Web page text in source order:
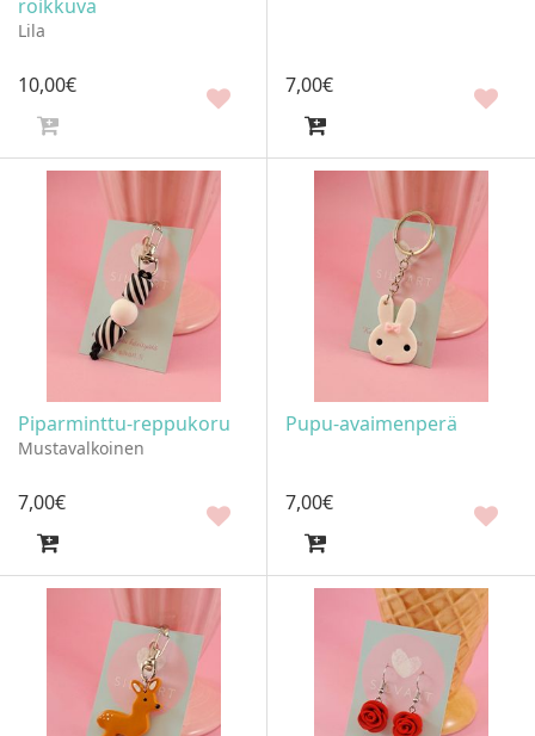
roikkuva
Lila
10,00€ 7,00€
Piparminttu-reppukoru
Mustavalkoinen
7,00€
Pupu-avaimenperä
7,00€